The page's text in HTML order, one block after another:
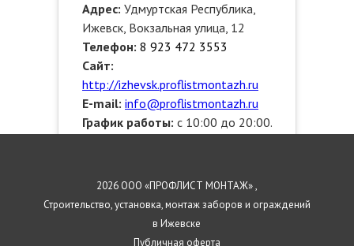
Адрес: Удмуртская Республика,
Ижевск, Вокзальная улица, 12
Телефон: 8 923 472 3553
Сайт:
http://izhevsk.proflistmontazh.ru
E-mail: info@proflistmontazh.ru
График работы: с 10:00 до 20:00.
Индустриальный, Октябрьский,
Устиновский, Ленинский,
Первомайский
2026 ООО «ПРОФЛИСТ МОНТАЖ» ,
Строительство, установка, монтаж заборов и ограждений
в Ижевске
Публичная оферта